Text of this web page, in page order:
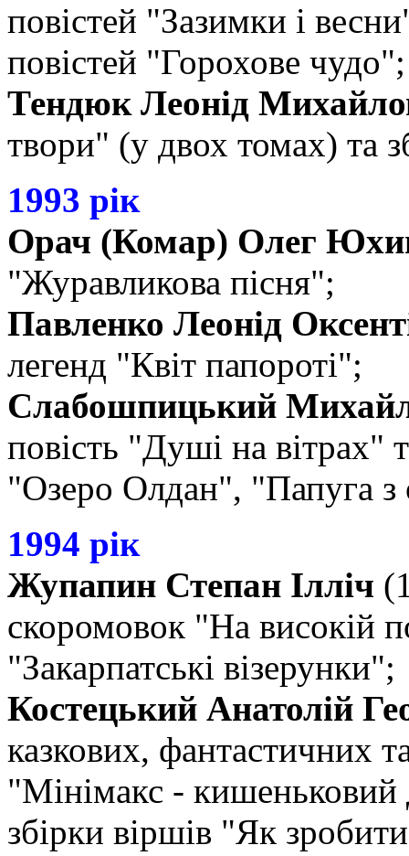
повістей "Зазимки і
повістей "Горохове чудо";
Тендюк Леонід
твори" (у двох томах) та
1993 рік
Орач (Комар) Олег
"Журавликова пісня";
Павленко Леонід
легенд "Квіт папороті";
Слабошпицький
повість "Душі на вітрах"
"Озеро Олдан", "Папуга з
1994 рік
Жупапин Степан Ілліч
скоромовок "На високій
"Закарпатські візерунки";
Костецький Анатолій
казкових, фантастичних
"Мінімакс - кишеньковий
збірки віршів "Як